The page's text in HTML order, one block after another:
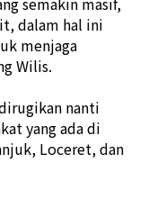
dalam hal ini
menjaga
Wilis.
nanti
yang ada di
Loceret, dan